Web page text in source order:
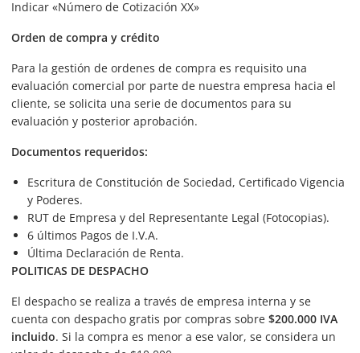
Indicar «Número de Cotización XX»
Orden de compra y crédito
Para la gestión de ordenes de compra es requisito una
evaluación comercial por parte de nuestra empresa hacia el
cliente, se solicita una serie de documentos para su
evaluación y posterior aprobación.
Documentos requeridos:
Escritura de Constitución de Sociedad, Certificado Vigencia
y Poderes.
RUT de Empresa y del Representante Legal (Fotocopias).
6 últimos Pagos de I.V.A.
Última Declaración de Renta.
POLITICAS DE DESPACHO
El despacho se realiza a través de empresa interna y se
cuenta con despacho gratis por compras sobre $200.000 IVA
incluido. Si la compra es menor a ese valor, se considera un